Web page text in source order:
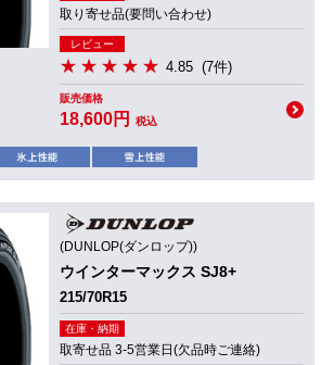
取り寄せ品(要問い合わせ)
レビュー
4.85 (7件)
販売価格
18,600円 税込
(DUNLOP(ダンロップ))
ウインターマックス SJ8+
215/70R15
在庫・納期
取寄せ品 3-5営業日(欠品時ご連絡)